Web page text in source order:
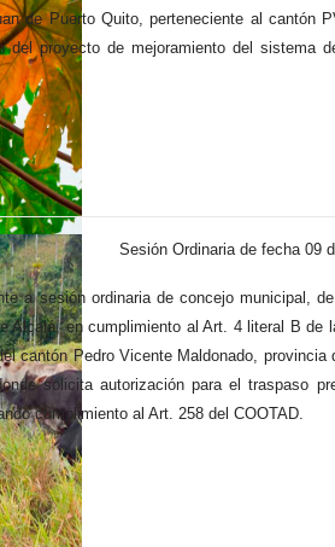
de Puerto Quito, perteneciente al cantón
del proyecto de mejoramiento del
Sesión Ordinaria de fecha 09
a sesión ordinaria de concejo municipal,
Alcalá, en cumplimiento al Art. 4 literal B
cantón Pedro Vicente Maldonado,
solicita autorización para el traspaso
cumplimiento al Art. 258 del COOTAD.